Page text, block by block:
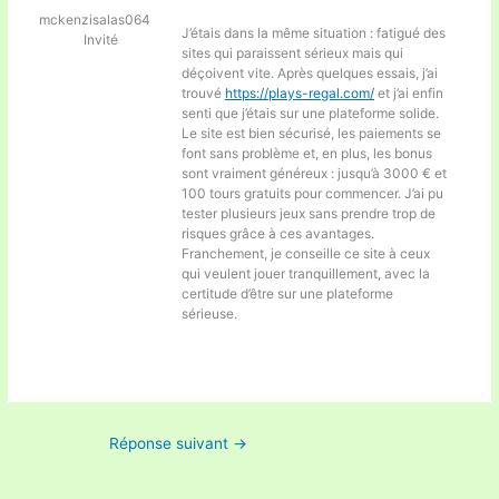
mckenzisalas064
Invité
J’étais dans la même situation : fatigué des
sites qui paraissent sérieux mais qui
déçoivent vite. Après quelques essais, j’ai
trouvé https://plays-regal.com/ et j’ai enfin
senti que j’étais sur une plateforme solide.
Le site est bien sécurisé, les paiements se
font sans problème et, en plus, les bonus
sont vraiment généreux : jusqu’à 3000 € et
100 tours gratuits pour commencer. J’ai pu
tester plusieurs jeux sans prendre trop de
risques grâce à ces avantages.
Franchement, je conseille ce site à ceux
qui veulent jouer tranquillement, avec la
certitude d’être sur une plateforme
sérieuse.
Réponse suivant →